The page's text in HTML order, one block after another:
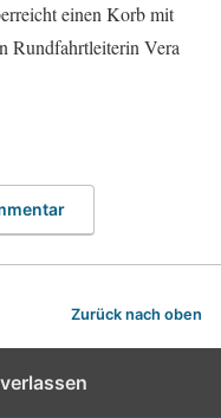
einen Korb mit
Rundfahrtleiterin Vera
Zurück nach oben